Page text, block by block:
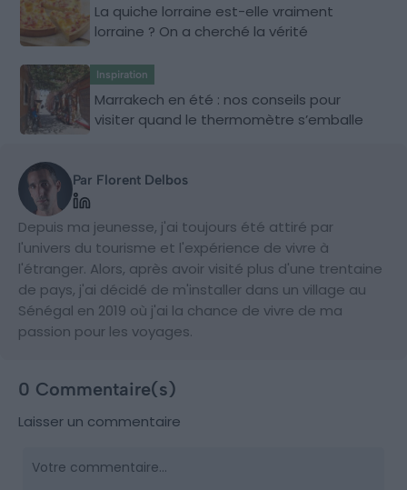
La quiche lorraine est-elle vraiment
lorraine ? On a cherché la vérité
Inspiration
Marrakech en été : nos conseils pour
visiter quand le thermomètre s’emballe
Par Florent Delbos
Depuis ma jeunesse, j'ai toujours été attiré par
l'univers du tourisme et l'expérience de vivre à
l'étranger. Alors, après avoir visité plus d'une trentaine
de pays, j'ai décidé de m'installer dans un village au
Sénégal en 2019 où j'ai la chance de vivre de ma
passion pour les voyages.
0 Commentaire(s)
Laisser un commentaire